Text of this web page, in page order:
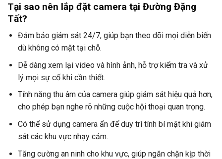
Tại sao nên lắp đặt camera tại Đường Đặng
Tất?
Đảm bảo giám sát 24/7, giúp bạn theo dõi mọi diễn biến
dù không có mặt tại chỗ.
Dễ dàng xem lại video và hình ảnh, hỗ trợ kiểm tra và xử
lý mọi sự cố khi cần thiết.
Tính năng thu âm của camera giúp giám sát hiệu quả hơn,
cho phép bạn nghe rõ những cuộc hội thoại quan trọng.
Có thể sử dụng camera ẩn để duy trì tính bí mật khi giám
sát các khu vực nhạy cảm.
Tăng cường an ninh cho khu vực, giúp ngăn chặn kịp thời